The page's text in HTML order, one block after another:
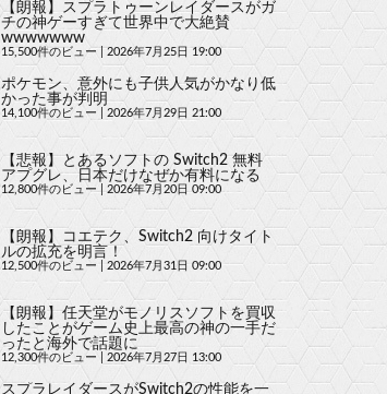
【朗報】スプラトゥーンレイダースがガ
チの神ゲーすぎて世界中で大絶賛
wwwwwww
15,500件のビュー|2026年7月25日 19:00
ポケモン、意外にも子供人気がかなり低
かった事が判明
14,100件のビュー 2026年7月29日 21:00
【悲報】とあるソフトの Switch2 無料
アプグレ、日本だけなぜか有料になる
12,800件のビュー 2026年7月20日 09:00
【朗報】コエテク、Switch2 向けタイト
ルの拡充を明言！
12,500件のビュー 2026年7月31日 09:00
【朗報】任天堂がモノリスソフトを買収
したことがゲーム史上最高の神の一手だ
ったと海外で話題に
12,300件のビュー 2026年7月27日 13:00
スプラレイダースがSwitch2の性能を一